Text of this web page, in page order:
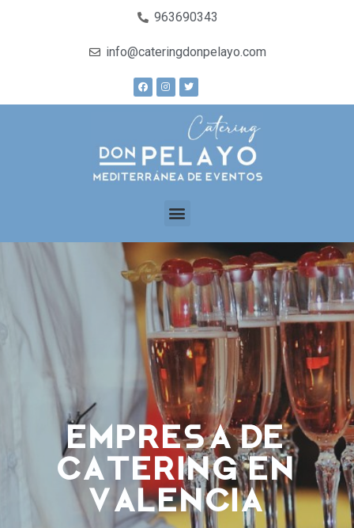
963690343
info@cateringdonpelayo.com
Empresa de
catering en
Valencia